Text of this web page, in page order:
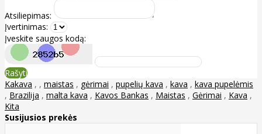
Atsiliepimas:
Įvertinimas:
Įveskite saugos kodą:
Rašyti
Kakava , , maistas , gėrimai , pupelių kava , kava , kava pupelėmis
, Brazilija , malta kava , Kavos Bankas , Maistas , Gėrimai , Kava ,
Kita
Susijusios prekės